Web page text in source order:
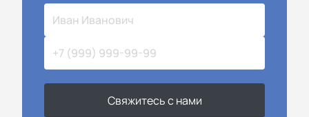
Свяжитесь с нами